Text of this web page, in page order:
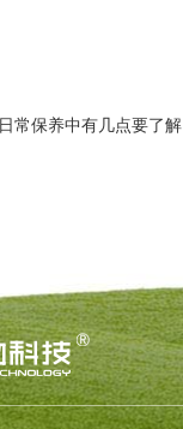
常保养中有几点要了解